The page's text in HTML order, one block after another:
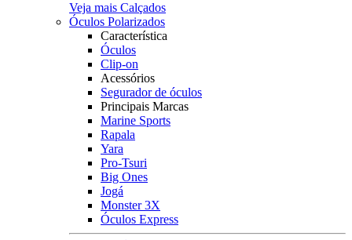
Veja mais Calçados
Óculos Polarizados
Característica
Óculos
Clip-on
Acessórios
Segurador de óculos
Principais Marcas
Marine Sports
Rapala
Yara
Pro-Tsuri
Big Ones
Jogá
Monster 3X
Óculos Express